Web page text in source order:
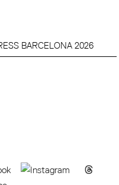
BARCELONA 2026